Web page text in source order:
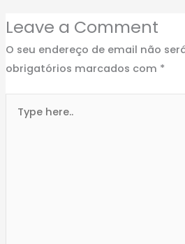
Leave a Comment
O seu endereço de email não
obrigatórios marcados com *
here..